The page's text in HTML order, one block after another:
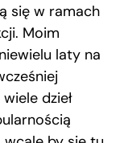
się w ramach
Moim
laty na
dzieł